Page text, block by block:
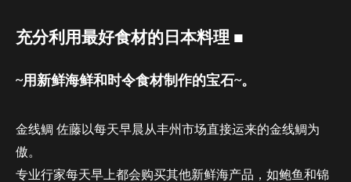
充分利用最好食材的日本料理 ■
~用新鲜海鲜和时令食材制作的宝石~。
金线鲷 佐藤以每天早晨从丰州市场直接运来的金线鲷为
傲。
专业行家每天早上都会购买其他新鲜海产品，如鲍鱼和锦